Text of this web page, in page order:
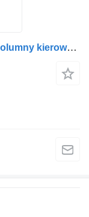
Roolisammas MAN TGL mocowanie kolumny kierowniczej tüübi jaoks sadulveoki